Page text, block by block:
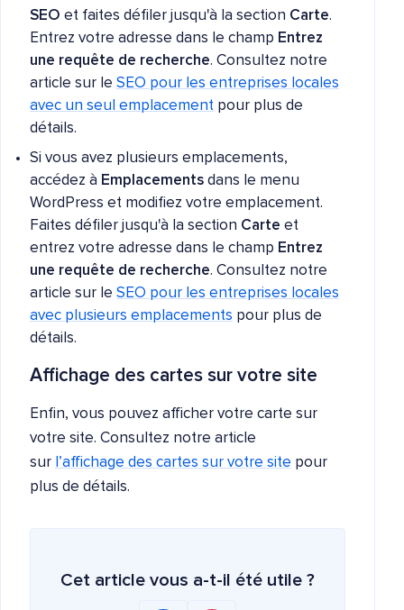
SEO et faites défiler jusqu'à la section Carte.
Entrez votre adresse dans le champ Entrez
une requête de recherche. Consultez notre
article sur le SEO pour les entreprises locales
avec un seul emplacement pour plus de
détails.
Si vous avez plusieurs emplacements,
accédez à Emplacements dans le menu
WordPress et modifiez votre emplacement.
Faites défiler jusqu'à la section Carte et
entrez votre adresse dans le champ Entrez
une requête de recherche. Consultez notre
article sur le SEO pour les entreprises locales
avec plusieurs emplacements pour plus de
détails.
Affichage des cartes sur votre site
Enfin, vous pouvez afficher votre carte sur
votre site. Consultez notre article
sur l’affichage des cartes sur votre site pour
plus de détails.
Cet article vous a-t-il été utile ?